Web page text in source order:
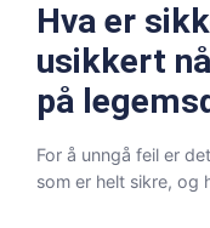
Hva er
usikkert
på
For å unngå feil er
som er helt sikre, og